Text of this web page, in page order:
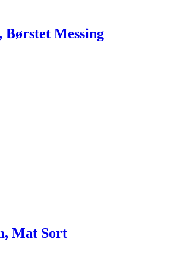
Børstet Messing
Mat Sort